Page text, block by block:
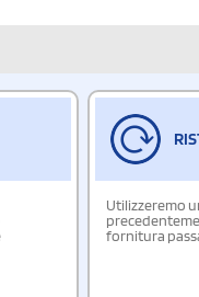
Utilizzeremo
fornitura